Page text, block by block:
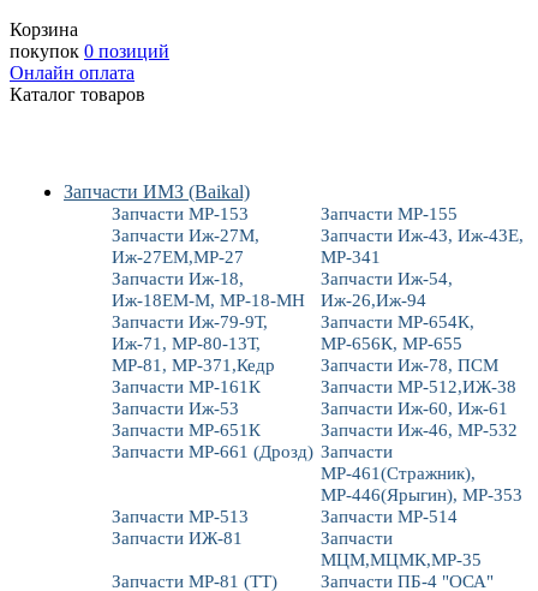
Корзина
покупок 0 позиций
Онлайн оплата
Каталог товаров
Запчасти ИМЗ (Baikal)
Запчасти МР-153
Запчасти МР-155
Запчасти Иж-27М,
Иж-27ЕМ,МР-27
Запчасти Иж-43, Иж-43Е,
МР-341
Запчасти Иж-18,
Иж-18ЕМ-М, МР-18-МН
Запчасти Иж-54,
Иж-26,Иж-94
Запчасти Иж-79-9Т,
Иж-71, МР-80-13Т,
МР-81, МР-371,Кедр
Запчасти МР-654К,
МР-656К, МР-655
Запчасти Иж-78, ПСМ
Запчасти МР-161К
Запчасти МР-512,ИЖ-38
Запчасти Иж-53
Запчасти Иж-60, Иж-61
Запчасти МР-651К
Запчасти Иж-46, МР-532
Запчасти МР-661 (Дрозд) Запчасти
МР-461(Стражник),
МР-446(Ярыгин), МР-353
Запчасти МР-513
Запчасти МР-514
Запчасти ИЖ-81
Запчасти
МЦМ,МЦМК,МР-35
Запчасти МР-81 (ТТ)
Запчасти ПБ-4 "ОСА"